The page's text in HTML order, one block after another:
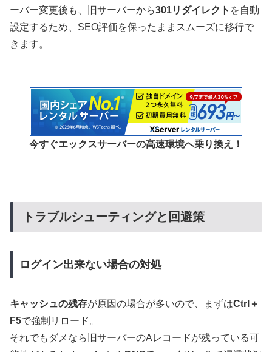
ーバー変更後も、旧サーバーから301リダイレクト を自動
設定するため、SEO評価を保ったままスムーズに移行で
きます。
今すぐエックスサーバーの高速環境へ乗り換え！
トラブルシューティングと回避策
ログイン出来ない場合の対処
キャッシュの残存が原因の場合が多いので、まずはCtrl＋
F5で強制リロード。
それでもダメなら旧サーバーのAレコードが残っている可